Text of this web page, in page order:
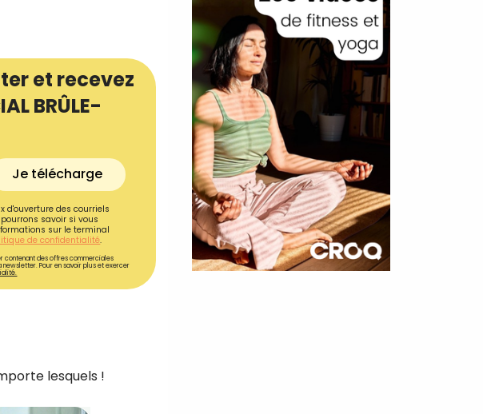
et recevez
BRÛLE-
Je télécharge
d'ouverture des courriels
savoir si vous
sur le terminal
de confidentialité.
contenant des offres commerciales
newsletter. Pour en savoir plus et exercer
lesquels !
de CROQ
promotionnelle de